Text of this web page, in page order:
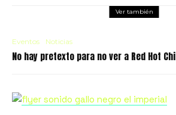
Ver también
Eventos Noticias
No hay pretexto para no ver a Red Hot